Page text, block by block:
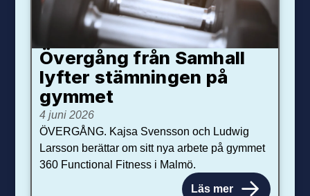
Övergång från Samhall
lyfter stämningen på
gymmet
4 juni 2026
ÖVERGÅNG. Kajsa Svensson och Ludwig
Larsson berättar om sitt nya arbete på gymmet
360 Functional Fitness i Malmö.
Läs mer